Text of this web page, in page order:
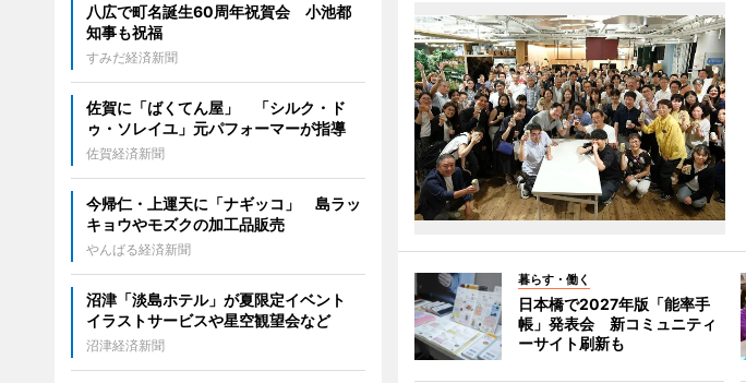
暮らす・働く
日本橋で2027年版「能率手
帳」発表会 新コミュニティ
ーサイト刷新も
八広で町名誕生60周年祝賀会 小池都
知事も祝福
すみだ経済新聞
佐賀に「ばくてん屋」 「シルク・ド
ゥ・ソレイユ」元パフォーマーが指導
佐賀経済新聞
今帰仁・上運天に「ナギッコ」 島ラッ
キョウやモズクの加工品販売
やんばる経済新聞
沼津「淡島ホテル」が夏限定イベント
イラストサービスや星空観望会など
沼津経済新聞